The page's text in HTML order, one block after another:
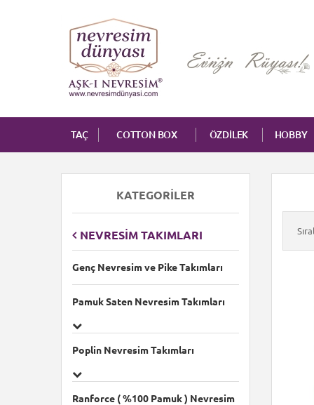
TAÇ COTTON BOX ÖZDİLEK HOBBY
KATEGORILER
NEVRESIM TAKIMLARI
Genç Nevresim ve Pike Takımları
Pamuk Saten Nevresim Takımları
Poplin Nevresim Takımları
Ranforce ( %100 Pamuk ) Nevresim